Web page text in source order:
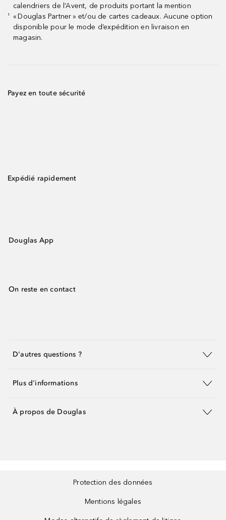
¹
calendriers de l’Avent, de produits portant la mention
« Douglas Partner » et/ou de cartes cadeaux. Aucune option
disponible pour le mode d’expédition en livraison en
magasin.
Payez en toute sécurité
Expédié rapidement
Douglas App
On reste en contact
D'autres questions ?
Plus d'informations
À propos de Douglas
Protection des données
Mentions légales